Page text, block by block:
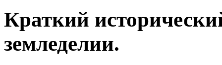
Краткий
земледелии.